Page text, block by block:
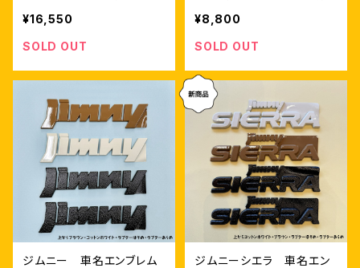
ックメッキ調仕上げ
¥16,550
SOLD OUT
上げ
¥8,800
SOLD OUT
ジムニー 車名エンブレム
ジムニーシエラ 車名エン